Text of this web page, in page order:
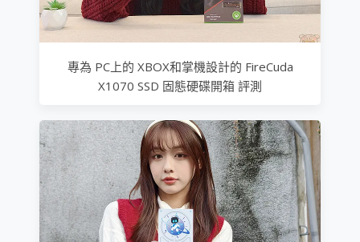
專為 PC上的 XBOX和掌機設計的 FireCuda
X1070 SSD 固態硬碟開箱 評測